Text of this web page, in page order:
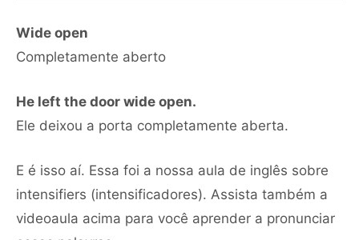
Wide open
Completamente aberto
He left the door wide open.
Ele deixou a porta completamente aberta.
E é isso aí. Essa foi a nossa aula de inglês sobre
intensifiers (intensificadores). Assista também a
videoaula acima para você aprender a pronunciar